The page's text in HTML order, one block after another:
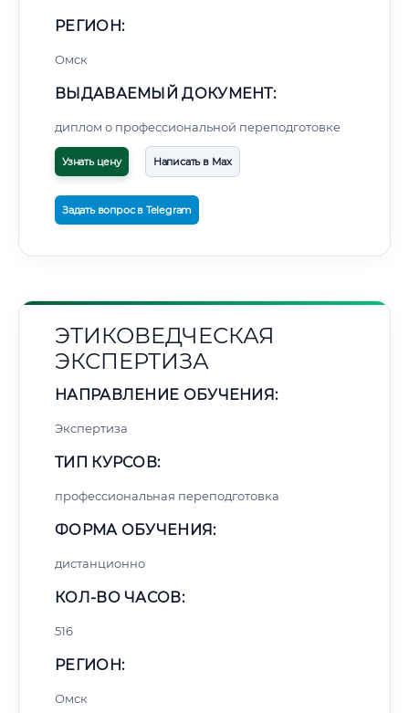
РЕГИОН:
Омск
ВЫДАВАЕМЫЙ ДОКУМЕНТ:
диплом о профессиональной переподготовке
Узнать цену Написать в Max
Задать вопрос в Telegram
ЭТИКОВЕДЧЕСКАЯ
ЭКСПЕРТИЗА
НАПРАВЛЕНИЕ ОБУЧЕНИЯ:
Экспертиза
ТИП КУРСОВ:
профессиональная переподготовка
ФОРМА ОБУЧЕНИЯ:
дистанционно
КОЛ-ВО ЧАСОВ:
516
РЕГИОН:
Омск